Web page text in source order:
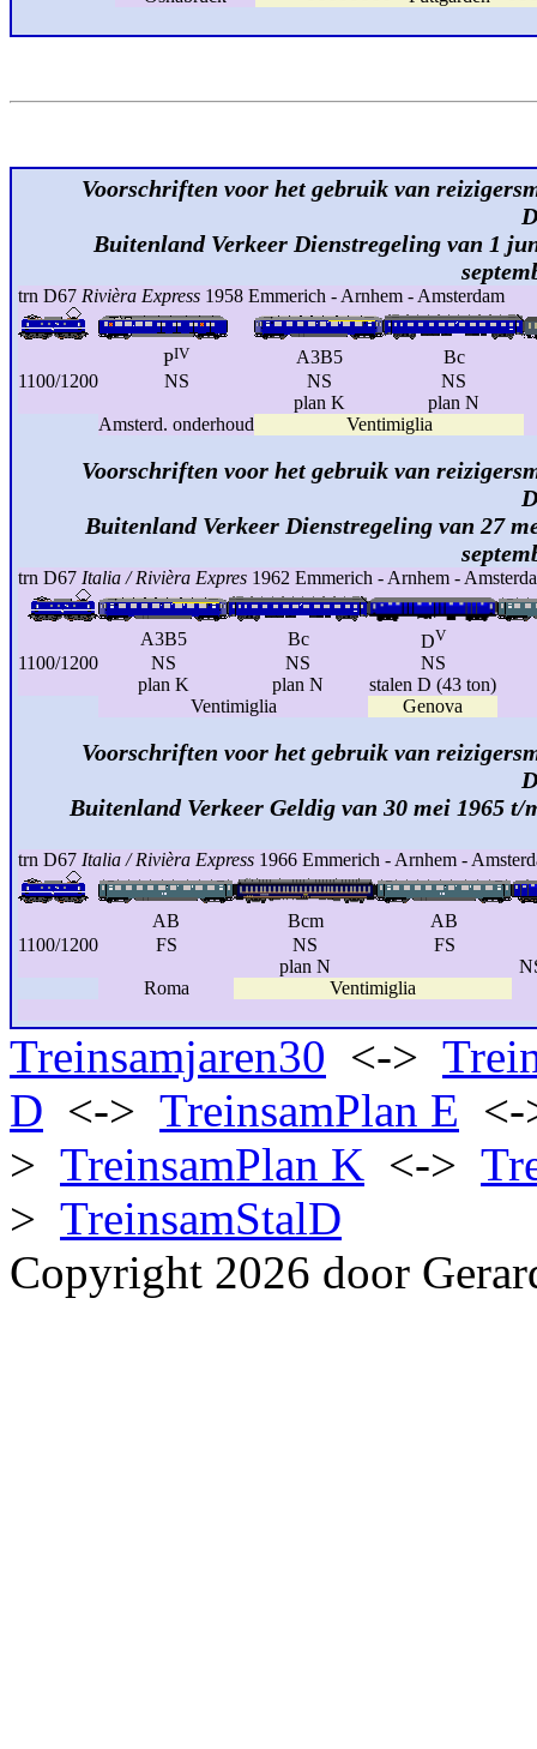
Voorschriften voor het gebruik van
Buitenland Verkeer Dienstregeling van 1
trn D67 Rivièra Express 1958 Emmerich - Arnhem - Amsterdam
PIV A3B5
Bc
1100/1200
NS NS
NS
plan K
plan N
Amsterd. onderhoud
Ventimiglia
Voorschriften voor het gebruik van
Buitenland Verkeer Dienstregeling van 27
trn D67 Italia / Rivièra Expres 1962 Emmerich - Arnhem -
A3B5 Bc DV
1100/1200 NS NS
NS
plan K
plan N
stalen D (43 ton)
Ventimiglia
Genova
Voorschriften voor het gebruik van
Buitenland Verkeer Geldig van 30 mei 1965 t/
trn D67 Italia / Rivièra Express 1966 Emmerich - Arnhem -
AB Bcm
AB
1100/1200
FS NS
FS
plan N
Roma
Ventimiglia
Treinsamjaren30 <->
D <-> TreinsamPlan E
> TreinsamPlan K <->
> TreinsamStalD
Copyright 2026 door